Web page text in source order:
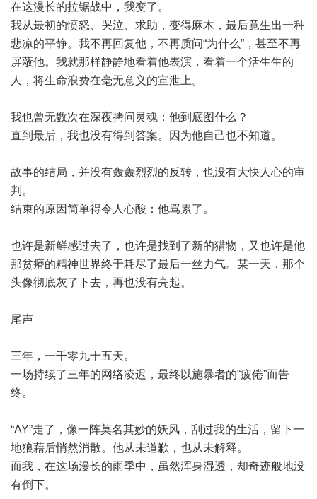
在这漫长的拉锯战中，我变了。
我从最初的愤怒、哭泣、求助，变得麻木，最后竟生出一种
悲凉的平静。我不再回复他，不再质问“为什么”，甚至不再
屏蔽他。我就那样静静地看着他表演，看着一个活生生的
人，将生命浪费在毫无意义的宣泄上。
我也曾无数次在深夜拷问灵魂：他到底图什么？
直到最后，我也没有得到答案。因为他自己也不知道。
故事的结局，并没有轰轰烈烈的反转，也没有大快人心的审
判。
结束的原因简单得令人心酸：他骂累了。
也许是新鲜感过去了，也许是找到了新的猎物，又也许是他
那贫瘠的精神世界终于耗尽了最后一丝力气。某一天，那个
头像彻底灰了下去，再也没有亮起。
尾声
三年，一千零九十五天。
一场持续了三年的网络凌迟，最终以施暴者的“疲倦”而告
终。
“AY”走了，像一阵莫名其妙的妖风，刮过我的生活，留下一
地狼藉后悄然消散。他从未道歉，也从未解释。
而我，在这场漫长的雨季中，虽然浑身湿透，却奇迹般地没
有倒下。